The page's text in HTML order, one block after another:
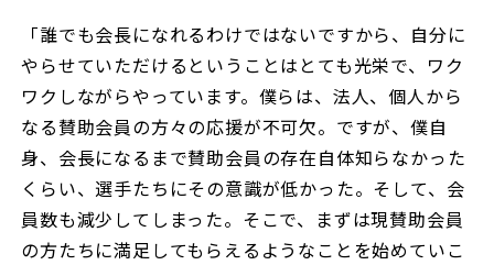
「誰でも会長になれるわけではないですから、自分に
やらせていただけるということはとても光栄で、ワク
ワクしながらやっています。僕らは、法人、個人から
なる賛助会員の方々の応援が不可欠。ですが、僕自
身、会長になるまで賛助会員の存在自体知らなかった
くらい、選手たちにその意識が低かった。そして、会
員数も減少してしまった。そこで、まずは現賛助会員
の方たちに満足してもらえるようなことを始めていこ